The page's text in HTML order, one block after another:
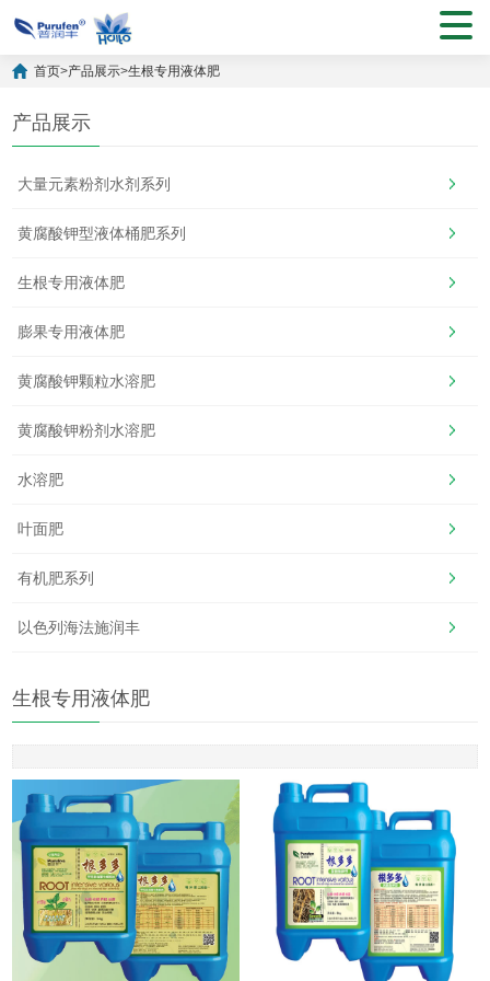
首页>产品展示>生根专用液体肥
产品展示
大量元素粉剂水剂系列
黄腐酸钾型液体桶肥系列
生根专用液体肥
膨果专用液体肥
黄腐酸钾颗粒水溶肥
黄腐酸钾粉剂水溶肥
水溶肥
叶面肥
有机肥系列
以色列海法施润丰
生根专用液体肥